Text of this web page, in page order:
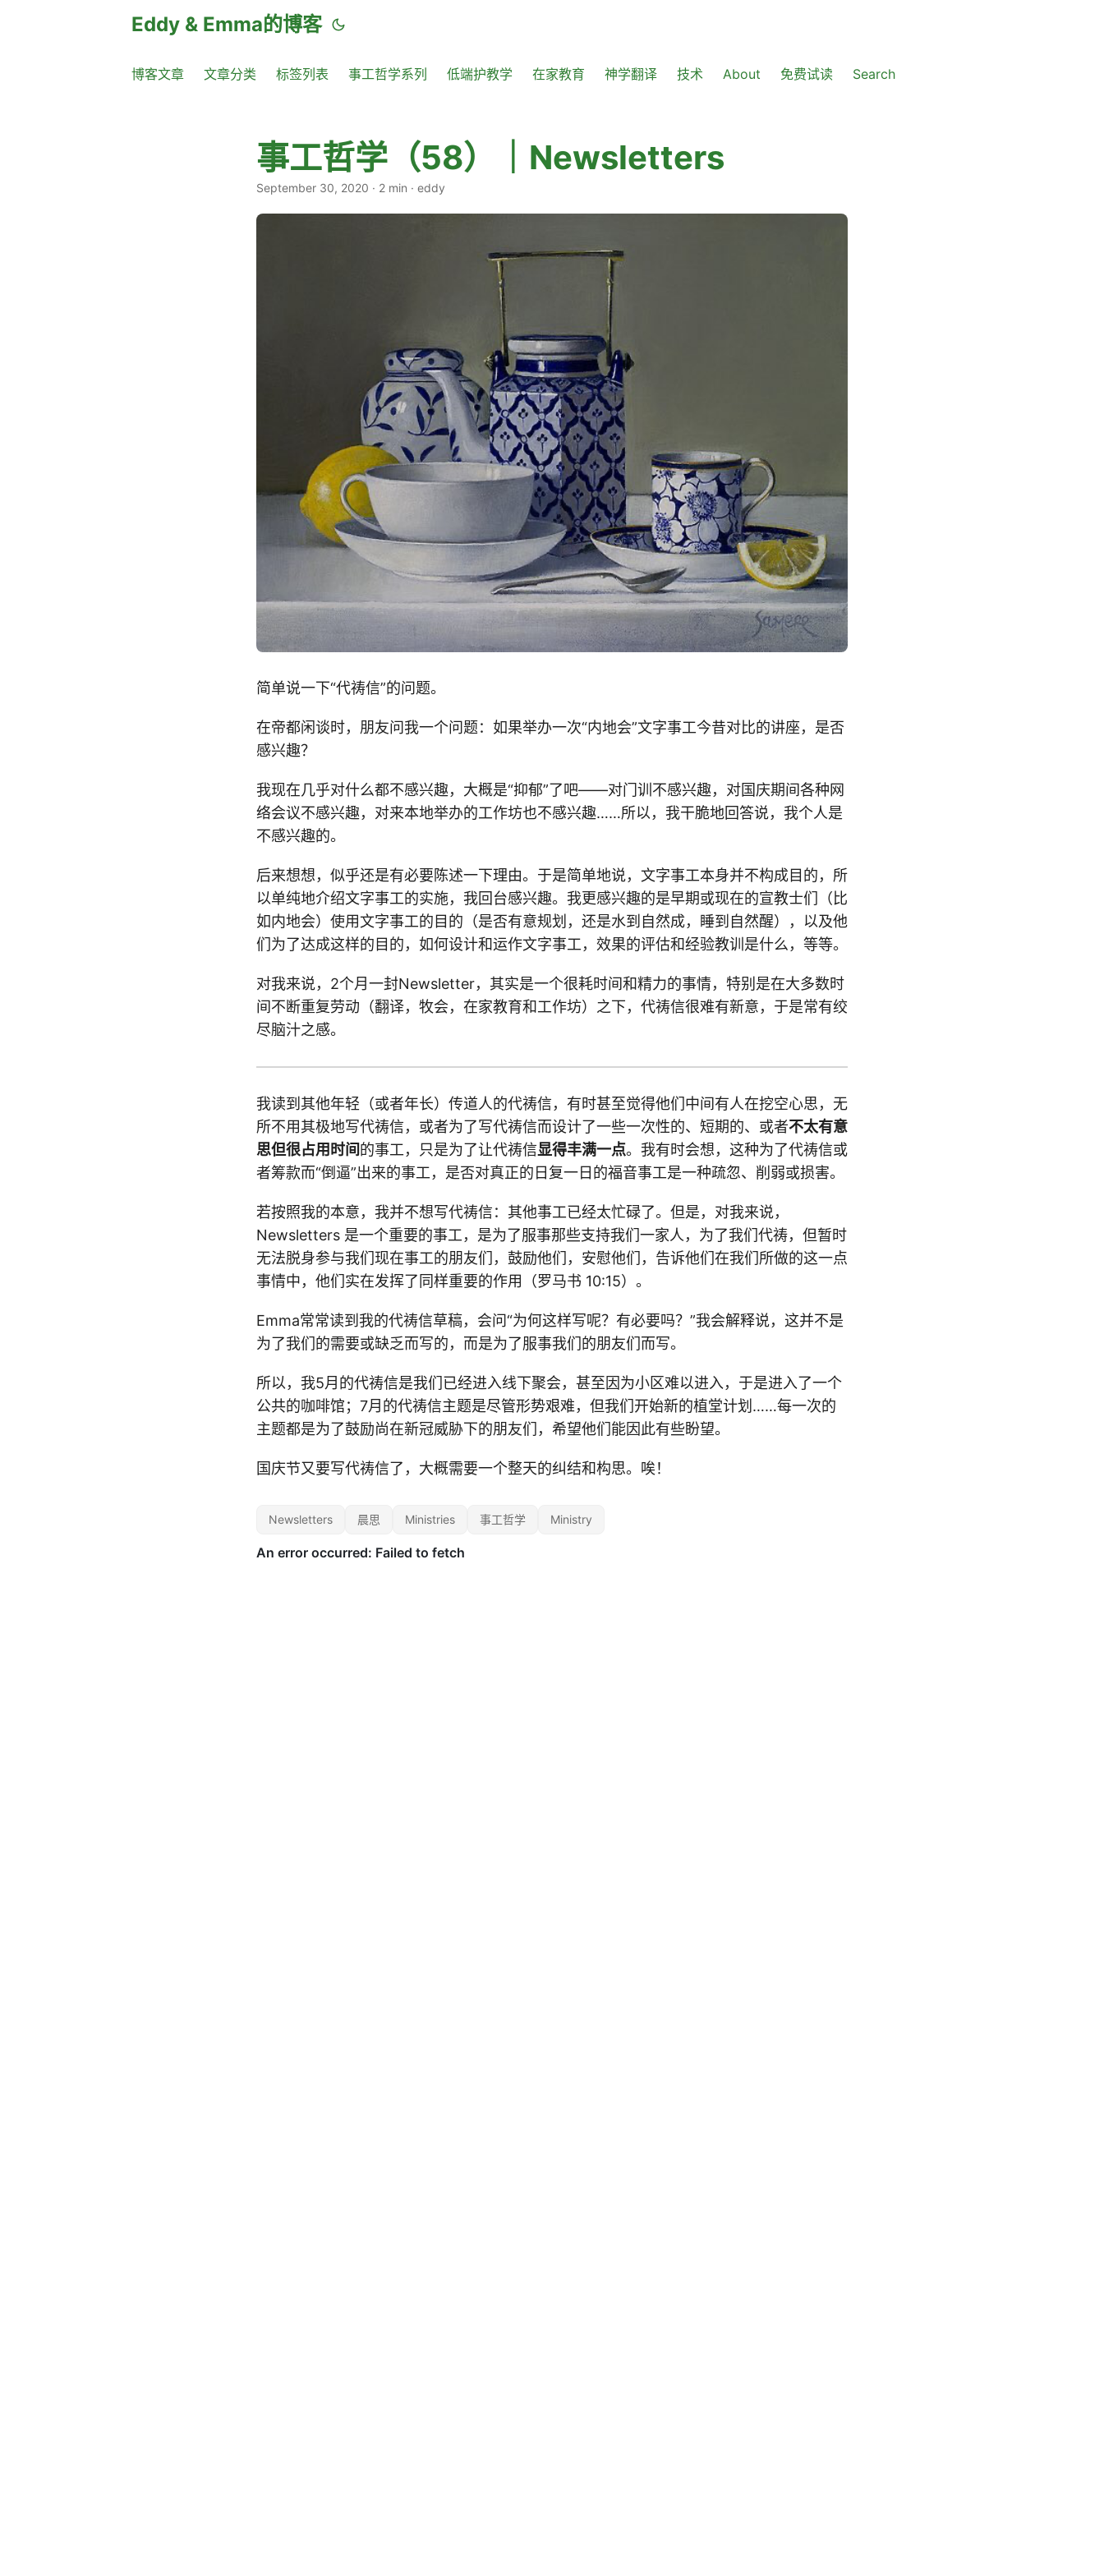
Eddy & Emma的博客
博客文章 文章分类 标签列表 事工哲学系列 低端护教学 在家教育 神学翻译 技术 About 免费试读 Search
事工哲学（58）｜Newsletters
September 30, 2020 · 2 min · eddy
简单说一下“代祷信”的问题。
在帝都闲谈时，朋友问我一个问题：如果举办一次“内地会”文字事工今昔对比的讲座，是否
感兴趣？
我现在几乎对什么都不感兴趣，大概是“抑郁”了吧——对门训不感兴趣，对国庆期间各种网
络会议不感兴趣，对来本地举办的工作坊也不感兴趣……所以，我干脆地回答说，我个人是
不感兴趣的。
后来想想，似乎还是有必要陈述一下理由。于是简单地说，文字事工本身并不构成目的，所
以单纯地介绍文字事工的实施，我回台感兴趣。我更感兴趣的是早期或现在的宣教士们（比
如内地会）使用文字事工的目的（是否有意规划，还是水到自然成，睡到自然醒），以及他
们为了达成这样的目的，如何设计和运作文字事工，效果的评估和经验教训是什么，等等。
对我来说，2个月一封Newsletter，其实是一个很耗时间和精力的事情，特别是在大多数时
间不断重复劳动（翻译，牧会，在家教育和工作坊）之下，代祷信很难有新意，于是常有绞
尽脑汁之感。
我读到其他年轻（或者年长）传道人的代祷信，有时甚至觉得他们中间有人在挖空心思，无
所不用其极地写代祷信，或者为了写代祷信而设计了一些一次性的、短期的、或者不太有意
思但很占用时间的事工，只是为了让代祷信显得丰满一点。我有时会想，这种为了代祷信或
者筹款而“倒逼”出来的事工，是否对真正的日复一日的福音事工是一种疏忽、削弱或损害。
若按照我的本意，我并不想写代祷信：其他事工已经太忙碌了。但是，对我来说，
Newsletters 是一个重要的事工，是为了服事那些支持我们一家人，为了我们代祷，但暂时
无法脱身参与我们现在事工的朋友们，鼓励他们，安慰他们，告诉他们在我们所做的这一点
事情中，他们实在发挥了同样重要的作用（罗马书 10:15）。
Emma常常读到我的代祷信草稿，会问“为何这样写呢？有必要吗？”我会解释说，这并不是
为了我们的需要或缺乏而写的，而是为了服事我们的朋友们而写。
所以，我5月的代祷信是我们已经进入线下聚会，甚至因为小区难以进入，于是进入了一个
公共的咖啡馆；7月的代祷信主题是尽管形势艰难，但我们开始新的植堂计划……每一次的
主题都是为了鼓励尚在新冠威胁下的朋友们，希望他们能因此有些盼望。
国庆节又要写代祷信了，大概需要一个整天的纠结和构思。唉！
Newsletters 晨思 Ministries 事工哲学 Ministry